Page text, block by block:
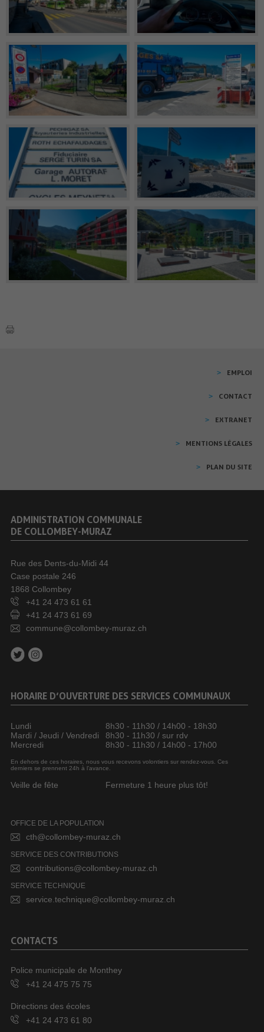
EMPLOI
CONTACT
EXTRANET
MENTIONS LÉGALES
PLAN DU SITE
ADMINISTRATION COMMUNALE
DE COLLOMBEY-MURAZ
Rue des Dents-du-Midi 44
Case postale 246
1868 Collombey
+41 24 473 61 61
+41 24 473 61 69
commune@collombey-muraz.ch
HORAIRE D’OUVERTURE DES SERVICES COMMUNAUX
Lundi
8h30 - 11h30 / 14h00 - 18h30
Mardi / Jeudi / Vendredi
8h30 - 11h30 / sur rdv
Mercredi
8h30 - 11h30 / 14h00 - 17h00
En dehors de ces horaires, nous vous recevons volontiers sur rendez-vous. Ces
derniers se prennent 24h à l’avance.
Veille de fête Fermeture 1 heure plus tôt!
OFFICE DE LA POPULATION
cth@collombey-muraz.ch
SERVICE DES CONTRIBUTIONS
contributions@collombey-muraz.ch
SERVICE TECHNIQUE
service.technique@collombey-muraz.ch
CONTACTS
Police municipale de Monthey
+41 24 475 75 75
Directions des écoles
+41 24 473 61 80